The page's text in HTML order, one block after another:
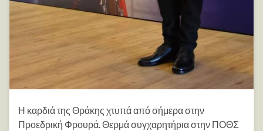
Η καρδιά της Θράκης χτυπά από σήμερα στην
Προεδρική Φρουρά. Θερμά συγχαρητήρια στην ΠΟΘΣ